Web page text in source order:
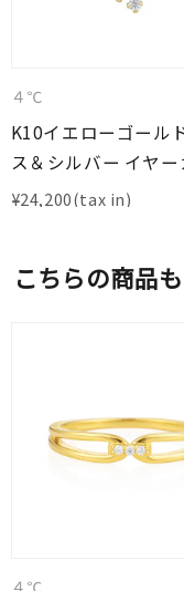
４℃
K10イエローゴール
ス＆シルバー イヤー
ット
¥24,200
こちらの商品